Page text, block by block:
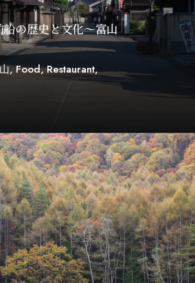
の歴史と文化～富山
,Food,Restaurant,